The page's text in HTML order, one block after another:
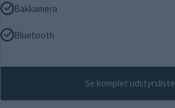
Bakkamera
Bluetooth
Se komplet udstyrsliste